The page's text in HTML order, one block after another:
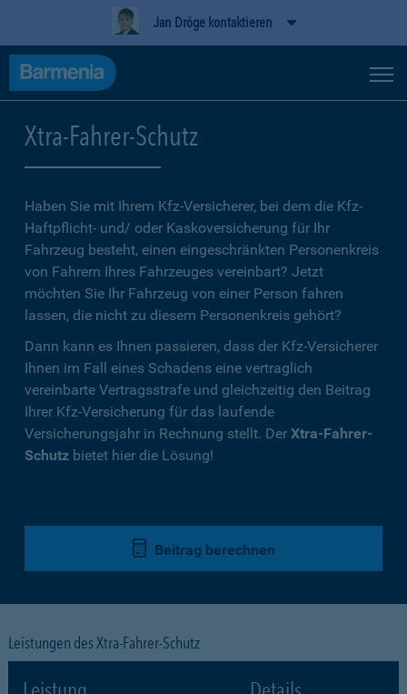
Jan Dröge kontaktieren
Xtra-Fahrer-Schutz
Haben Sie mit Ihrem Kfz-Versicherer, bei dem die Kfz-
Haftpflicht- und/ oder Kaskoversicherung für Ihr
Fahrzeug besteht, einen eingeschränkten Personenkreis
von Fahrern Ihres Fahrzeuges vereinbart? Jetzt
möchten Sie Ihr Fahrzeug von einer Person fahren
lassen, die nicht zu diesem Personenkreis gehört?
Dann kann es Ihnen passieren, dass der Kfz-Versicherer
Ihnen im Fall eines Schadens eine vertraglich
vereinbarte Vertragsstrafe und gleichzeitig den Beitrag
Ihrer Kfz-Versicherung für das laufende
Versicherungsjahr in Rechnung stellt. Der Xtra-Fahrer-
Schutz bietet hier die Lösung!
Beitrag berechnen
Leistungen des Xtra-Fahrer-Schutz